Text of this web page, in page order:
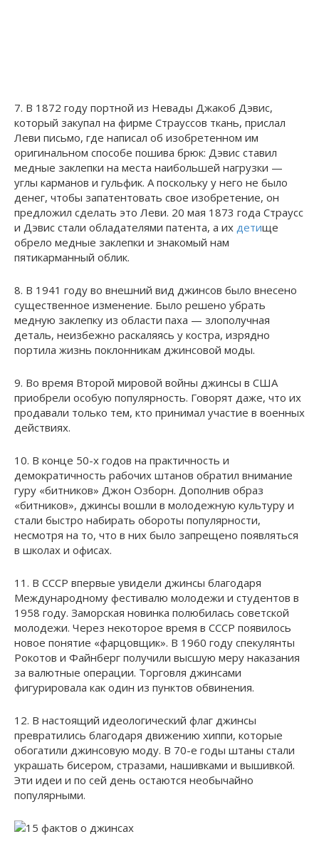
7. В 1872 году портной из Невады Джакоб Дэвис,
который закупал на фирме Страуссов ткань, прислал
Леви письмо, где написал об изобретенном им
оригинальном способе пошива брюк: Дэвис ставил
медные заклепки на места наибольшей нагрузки —
углы карманов и гульфик. А поскольку у него не было
денег, чтобы запатентовать свое изобретение, он
предложил сделать это Леви. 20 мая 1873 года Страусс
и Дэвис стали обладателями патента, а их детище
обрело медные заклепки и знакомый нам
пятикарманный облик.
8. В 1941 году во внешний вид джинсов было внесено
существенное изменение. Было решено убрать
медную заклепку из области паха — злополучная
деталь, неизбежно раскаляясь у костра, изрядно
портила жизнь поклонникам джинсовой моды.
9. Во время Второй мировой войны джинсы в США
приобрели особую популярность. Говорят даже, что их
продавали только тем, кто принимал участие в военных
действиях.
10. В конце 50-х годов на практичность и
демократичность рабочих штанов обратил внимание
гуру «битников» Джон Озборн. Дополнив образ
«битников», джинсы вошли в молодежную культуру и
стали быстро набирать обороты популярности,
несмотря на то, что в них было запрещено появляться
в школах и офисах.
11. В СССР впервые увидели джинсы благодаря
Международному фестивалю молодежи и студентов в
1958 году. Заморская новинка полюбилась советской
молодежи. Через некоторое время в СССР появилось
новое понятие «фарцовщик». В 1960 году спекулянты
Рокотов и Файнберг получили высшую меру наказания
за валютные операции. Торговля джинсами
фигурировала как один из пунктов обвинения.
12. В настоящий идеологический флаг джинсы
превратились благодаря движению хиппи, которые
обогатили джинсовую моду. В 70-е годы штаны стали
украшать бисером, стразами, нашивками и вышивкой.
Эти идеи и по сей день остаются необычайно
популярными.